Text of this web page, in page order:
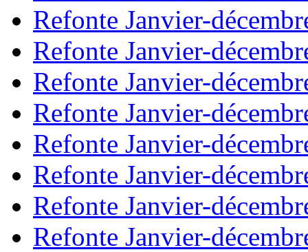
Refonte Janvier-
Refonte Janvier-
Refonte Janvier-
Refonte Janvier-
Refonte Janvier-
Refonte Janvier-
Refonte Janvier-
Refonte Janvier-